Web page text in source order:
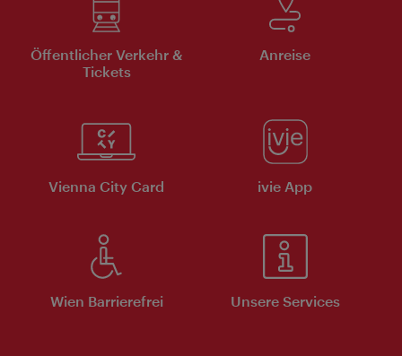
Öffentlicher Verkehr &
Tickets
Anreise
Vienna City Card ivie App
Wien Barrierefrei Unsere Services